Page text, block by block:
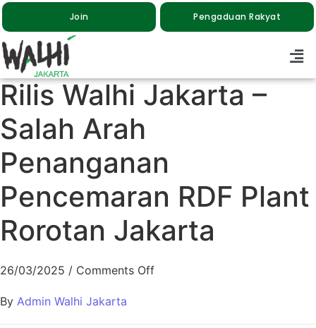
Join Pengaduan Rakyat
Rilis Walhi Jakarta –
Salah Arah
Penanganan
Pencemaran RDF Plant
Rorotan Jakarta
26/03/2025 / Comments Off
By Admin Walhi Jakarta